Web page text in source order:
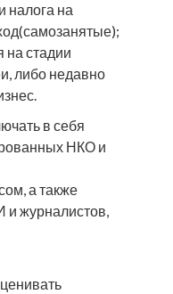
налога на
стадии
либо недавно
в себя
НКО и
а также
и журналистов,